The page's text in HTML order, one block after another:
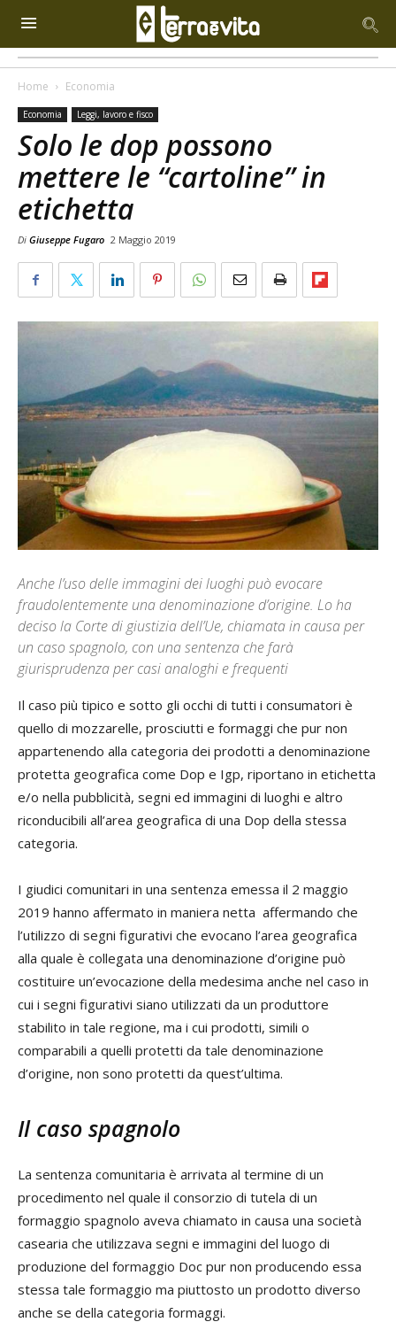
Home Economia
Economia Leggi, lavoro e fisco
Solo le dop possono
mettere le “cartoline” in
etichetta
Di Giuseppe Fugaro 2 Maggio 2019
Anche l’uso delle immagini dei luoghi può evocare
fraudolentemente una denominazione d’origine. Lo ha
deciso la Corte di giustizia dell’Ue, chiamata in causa per
un caso spagnolo, con una sentenza che farà
giurisprudenza per casi analoghi e frequenti
Il caso più tipico e sotto gli occhi di tutti i consumatori è
quello di mozzarelle, prosciutti e formaggi che pur non
appartenendo alla categoria dei prodotti a denominazione
protetta geografica come Dop e Igp, riportano in etichetta
e/o nella pubblicità, segni ed immagini di luoghi e altro
riconducibili all’area geografica di una Dop della stessa
categoria.
I giudici comunitari in una sentenza emessa il 2 maggio
2019 hanno affermato in maniera netta affermando che
l’utilizzo di segni figurativi che evocano l’area geografica
alla quale è collegata una denominazione d’origine può
costituire un’evocazione della medesima anche nel caso in
cui i segni figurativi siano utilizzati da un produttore
stabilito in tale regione, ma i cui prodotti, simili o
comparabili a quelli protetti da tale denominazione
d’origine, non sono protetti da quest’ultima.
Il caso spagnolo
La sentenza comunitaria è arrivata al termine di un
procedimento nel quale il consorzio di tutela di un
formaggio spagnolo aveva chiamato in causa una società
casearia che utilizzava segni e immagini del luogo di
produzione del formaggio Doc pur non producendo essa
stessa tale formaggio ma piuttosto un prodotto diverso
anche se della categoria formaggi.